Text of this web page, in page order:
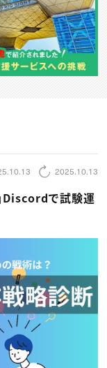
ィア
2025.10.13
Discordで試験運